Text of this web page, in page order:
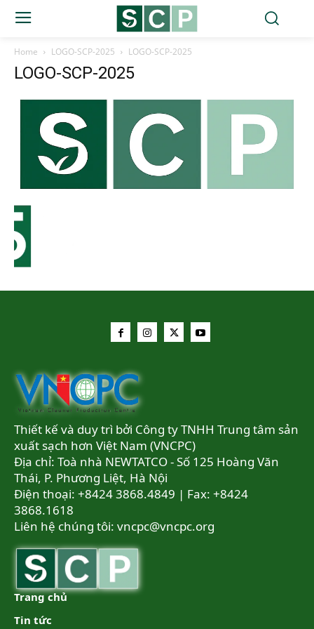
Home LOGO-SCP-2025 LOGO-SCP-2025
LOGO-SCP-2025
Thiết kế và duy trì bởi Công ty TNHH Trung tâm sản
xuất sạch hơn Việt Nam (VNCPC)
Địa chỉ: Toà nhà NEWTATCO - Số 125 Hoàng Văn
Thái, P. Phương Liệt, Hà Nội
Điện thoại: +8424 3868.4849 | Fax: +8424
3868.1618
Liên hệ chúng tôi: vncpc@vncpc.org
Trang chủ
Tin tức